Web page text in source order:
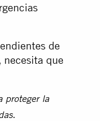
de
necesita que
proteger la
.